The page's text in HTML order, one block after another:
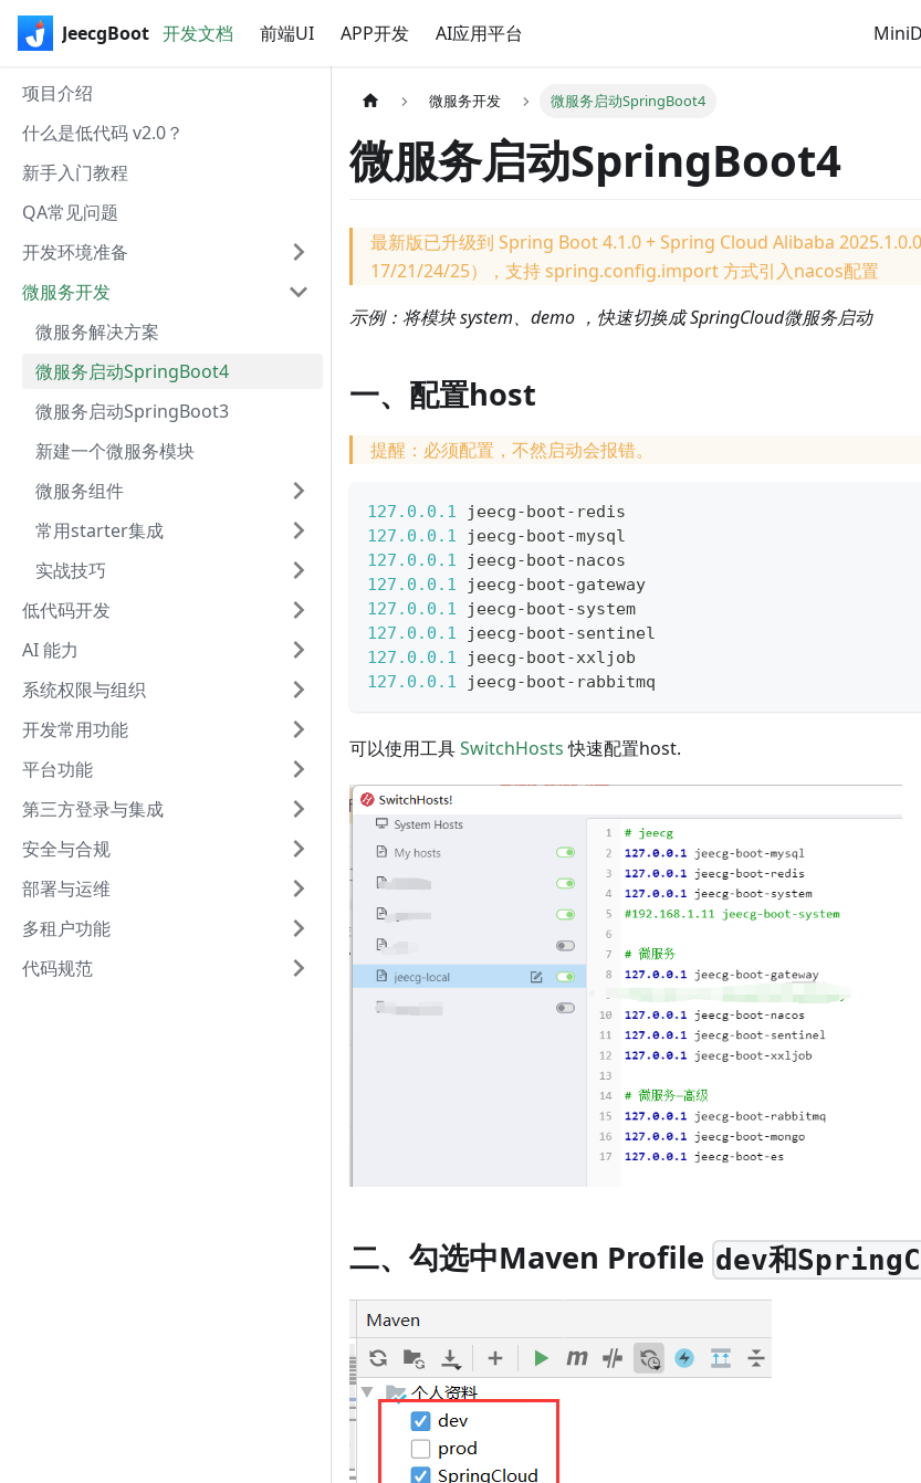
JeecgBoot 开发文档 前端UI APP开发 AI应用平台
项目介绍
什么是低代码 v2.0？
新手入门教程
QA常见问题
开发环境准备
微服务开发
微服务解决方案
微服务启动SpringBoot4
微服务启动SpringBoot3
新建一个微服务模块
微服务组件
常用starter集成
实战技巧
低代码开发
AI 能力
系统权限与组织
开发常用功能
平台功能
第三方登录与集成
安全与合规
部署与运维
多租户功能
代码规范
微服务开发 微服务启动SpringBoot4
微服务启动SpringBoot4
最新版已升级到 Spring Boot 4.1.0 + Spring Cloud Alibaba
17/21/24/25），支持 spring.config.import 方式引入nacos配置
示例：将模块 system、demo ，快速切换成 SpringCloud微服务启动
一、配置host
提醒：必须配置，不然启动会报错。
127.0 .0 .1 jeecg-boot- redis
127.0 .0 .1 jeecg-boot-mysql
127.0 .0 .1 jeecg-boot-nacos
127.0 .0 .1 jeecg-boot-gateway
127.0 .0 .1 jeecg-boot-system
127.0 .0 .1 jeecg-boot-sentinel
127.0 .0 .1 jeecg-boot-xxljob
127.0 .0 .1 jeecg-boot- rabbitmq
可以使用工具SwitchHosts快速配置host.
二、勾选中Maven Profile dev和